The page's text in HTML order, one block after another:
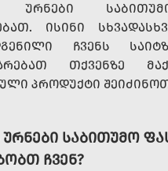
ᲣᲠᲜᲔᲑᲘ
ᲘᲡᲘᲜᲘ
ᲩᲕᲔᲜᲡ
ᲗᲥᲕᲔᲜᲖᲔ
ᲞᲠᲝᲓᲣᲥᲢᲘ
ᲣᲠᲜᲔᲑᲘ ᲡᲐᲑᲘᲗᲣᲛᲝ
ᲩᲕᲔᲜ?